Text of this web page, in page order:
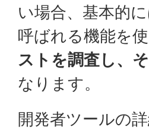
い場合、基本的
呼ばれる機能を
ストを調査し、
なります。
開発者ツールの